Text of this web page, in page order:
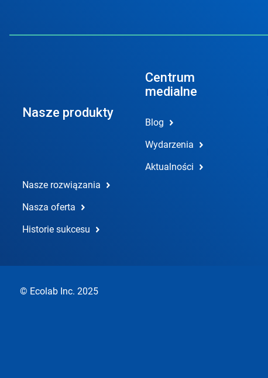
Nasze produkty
Nasze rozwiązania
Nasza oferta
Historie sukcesu
Centrum
medialne
Blog
Wydarzenia
Aktualności
© Ecolab Inc. 2025